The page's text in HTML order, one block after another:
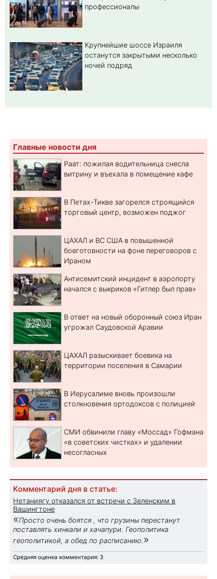
профессионалы
Крупнейшие шоссе Израиля
останутся закрытыми несколько
ночей подряд
Главные новости дня
Раат: пожилая водительница снесла
витрину и въехала в помещение кафе
В Петах-Тикве загорелся строящийся
торговый центр, возможен поджог
ЦАХАЛ и ВС США в повышенной
боеготовности на фоне переговоров с
Ираном
Антисемитский инцидент в аэропорту
начался с выкриков «Гитлер был прав»
В ответ на новый оборонный союз Иран
угрожал Саудовской Аравии
ЦАХАЛ разыскивает боевика на
территории поселения в Самарии
В Иерусалиме вновь произошли
столкновения ортодоксов с полицией
СМИ обвинили главу «Моссад» Гофмана
«в советских чистках» и удалении
несогласных
Комментарий дня в статье:
Нетаниягу отказался от встречи с Зеленским в
Вашингтоне
«Просто очень боятся , что грузины перестанут
поставлять хинкали и хачапури. Геополитика
геополитикой, а обед по расписанию. »
Средняя оценка комментария: 3